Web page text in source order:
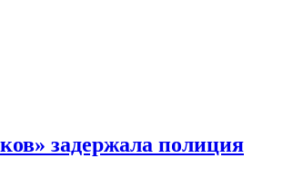
задержала полиция